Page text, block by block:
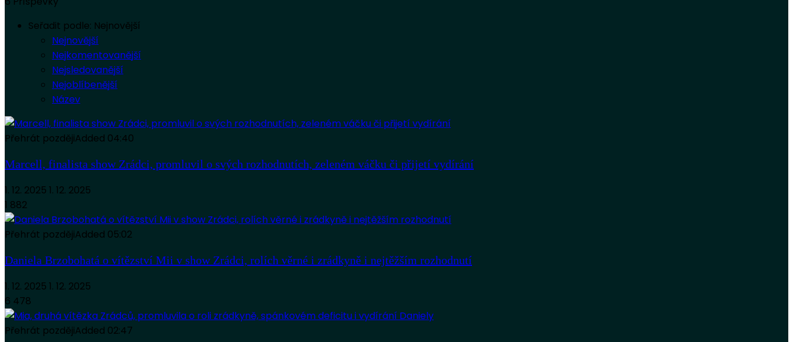
Seřadit podle: Nejnovější
Nejnovější
Nejkomentovanější
Nejsledovanější
Nejoblíbenější
Název
Přehrát pozdějiAdded 04:40
Marcell, finalista show Zrádci, promluvil o svých rozhodnutích, zeleném váčku či přijetí vydírání
1. 12. 2025 1. 12. 2025
1 882
Přehrát pozdějiAdded 05:02
Daniela Brzobohatá o vítězství Mii v show Zrádci, rolích věrné i zrádkyně i nejtěžším rozhodnutí
1. 12. 2025 1. 12. 2025
6 478
Přehrát pozdějiAdded 02:47